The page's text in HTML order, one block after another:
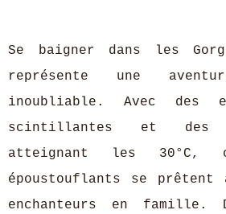
Se baigner dans les
représente une
inoubliable. Avec des
scintillantes et des
atteignant les 30°C,
époustouflants se prêtent
enchanteurs en famille.